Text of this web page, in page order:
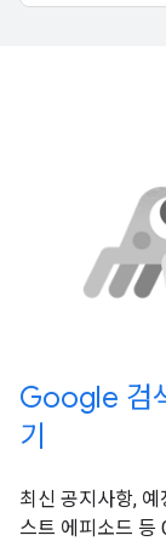
Google 검
기
최신 공지사항,
스트 에피소드 등